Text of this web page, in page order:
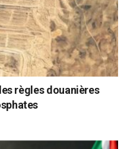
règles douanières